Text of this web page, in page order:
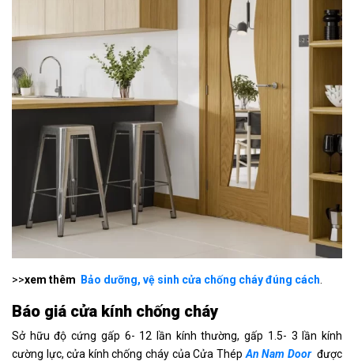
>>xem thêm Bảo dưỡng, vệ sinh cửa chống cháy đúng cách
Báo giá cửa kính chống cháy
Sở hữu độ cứng gấp 6- 12 lần kính thường, gấp 1.5- 3 lần kính
cường lực, cửa kính chống cháy của Cửa Thép An Nam Door được